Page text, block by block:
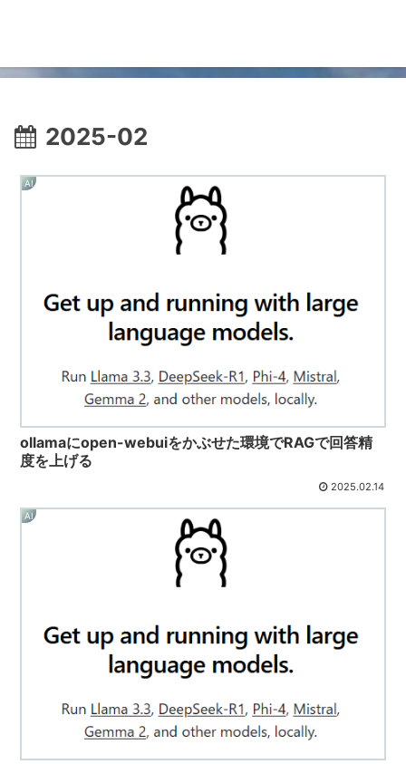
2025-02
AI
ollamaにopen-webuiをかぶせた環境でRAGで回答精
度を上げる
2025.02.14
AI